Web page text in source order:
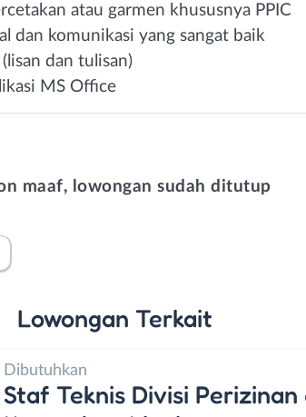
atau garmen khususnya PPIC
dan komunikasi yang sangat baik
dan tulisan)
MS Office
maaf, lowongan sudah ditutup
Lowongan Terkait
Dibutuhkan
Staf Teknis Divisi Perizinan